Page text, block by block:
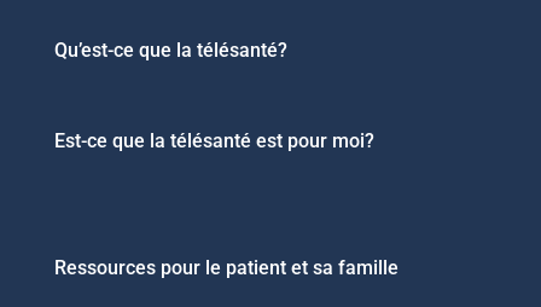
Qu’est-ce que la télésanté?
Est-ce que la télésanté est pour moi?
Ressources pour le patient et sa famille